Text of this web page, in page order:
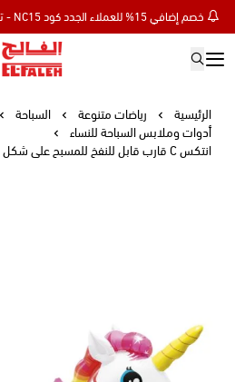
خصم إضافي 15% للعملاء الجدد كود NC15 - تسوق بقيمة 299 ريال وأحصل على توصيل مجاني
الرئيسية رياضات متنوعة
السباحة
أدوات وملابس السباحة للنساء
انتكس C قارب قابل للنفخ للمسبح على شكل يونيكورن - متعدد الألوان